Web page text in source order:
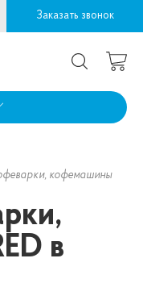
Заказать звонок
кофемашины
в